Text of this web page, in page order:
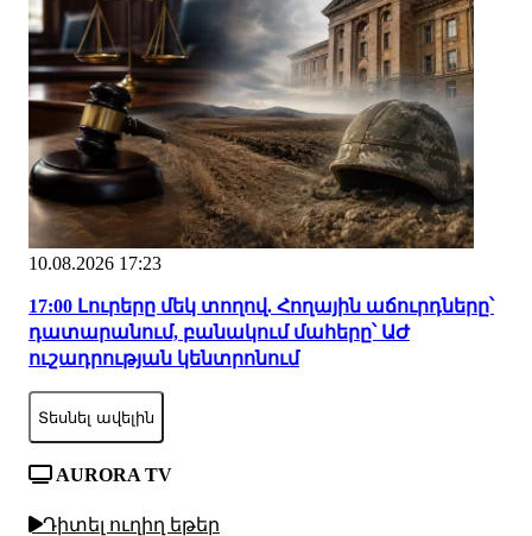
10.08.2026 17:23
17:00 Լուրերը մեկ տողով. Հողային աճուրդները՝
դատարանում, բանակում մահերը՝ ԱԺ
ուշադրության կենտրոնում
Տեսնել ավելին
AURORA TV
Դիտել ուղիղ եթեր